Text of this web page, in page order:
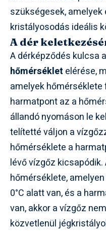
szükségesek,
kristályosodás ideális
A dér
A dérképződés kulcsa a
hőmérséklet elérése,
amelyek hőmérséklete
harmatpont az a
állandó nyomáson le
telítetté váljon a
hőmérséklete a
lévő vízgőz
hőmérséklete,
0°C alatt van, és a
van, akkor a vízgőz
közvetlenül